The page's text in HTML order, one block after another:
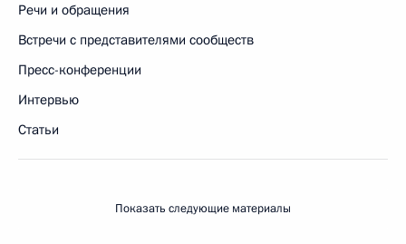
Речи и обращения
Встречи с представителями сообществ
Пресс-конференции
Интервью
Статьи
Показать следующие материалы